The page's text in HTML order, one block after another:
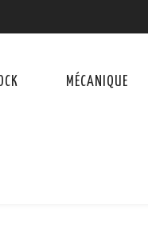
MÉCANIQUE